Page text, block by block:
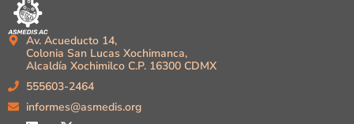
Av. Acueducto 14,
Colonia San Lucas Xochimanca,
Alcaldía Xochimilco C.P. 16300 CDMX
555603-2464
informes@asmedis.org